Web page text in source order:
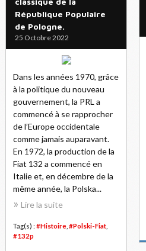
République Populaire
de Pologne.
25 Octobre 2022
Dans les années 1970, grâce
à la politique du nouveau
gouvernement, la PRL a
commencé à se rapprocher
de l’Europe occidentale
comme jamais auparavant.
En 1972, la production de la
Fiat 132 a commencé en
Italie et, en décembre de la
même année, la Polska...
Lire la suite
Tag(s) : #Histoire #Polski-Fiat
#132p